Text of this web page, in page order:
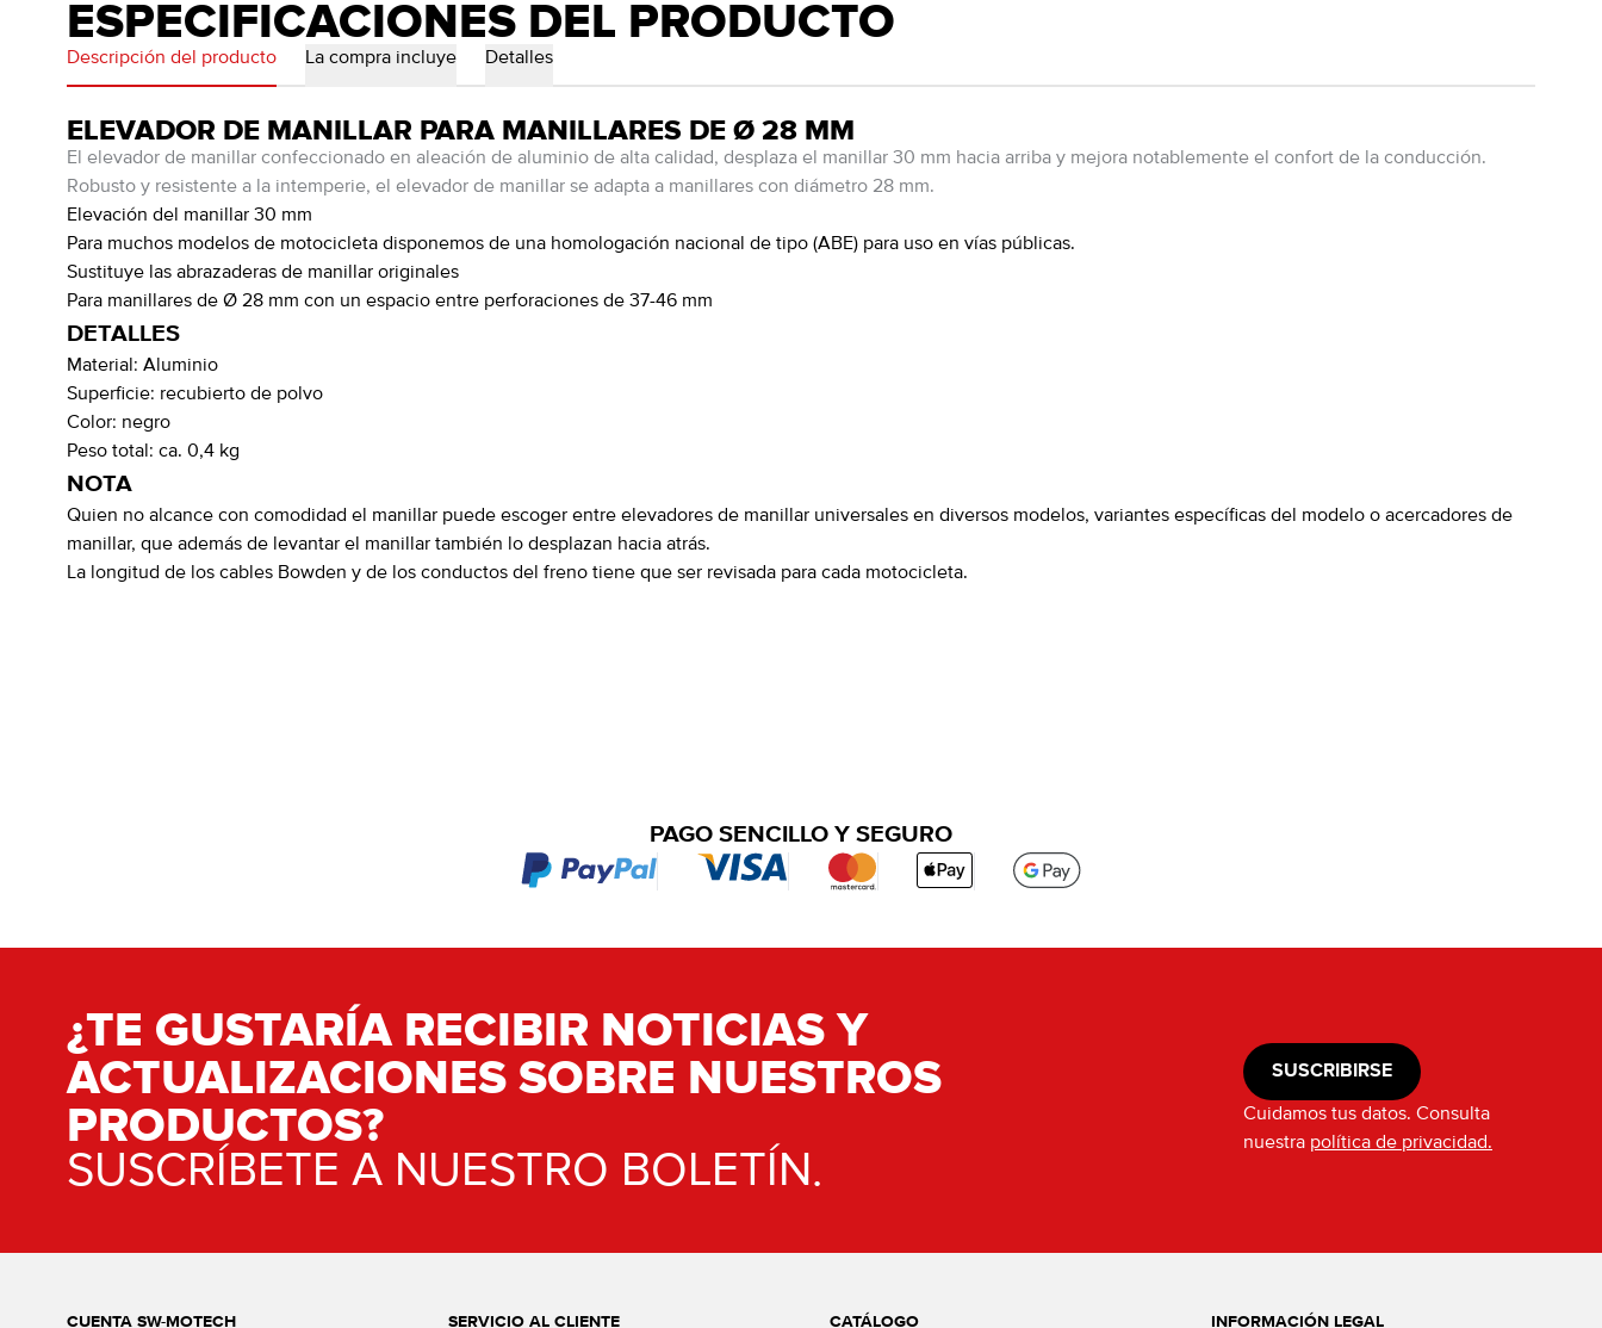
ESPECIFICACIONES DEL PRODUCTO
Descripción del producto La compra incluye Detalles
ELEVADOR DE MANILLAR PARA MANILLARES DE Ø 28 MM
El elevador de manillar confeccionado en aleación de aluminio de alta calidad, desplaza el manillar 30 mm hacia arriba y mejora notablemente el confort de la conducción.
Robusto y resistente a la intemperie, el elevador de manillar se adapta a manillares con diámetro 28 mm.
Elevación del manillar 30 mm
Para muchos modelos de motocicleta disponemos de una homologación nacional de tipo (ABE) para uso en vías públicas.
Sustituye las abrazaderas de manillar originales
Para manillares de Ø 28 mm con un espacio entre perforaciones de 37-46 mm
DETALLES
Material: Aluminio
Superficie: recubierto de polvo
Color: negro
Peso total: ca. 0,4 kg
NOTA
Quien no alcance con comodidad el manillar puede escoger entre elevadores de manillar universales en diversos modelos, variantes específicas del modelo o acercadores de
manillar, que además de levantar el manillar también lo desplazan hacia atrás.
La longitud de los cables Bowden y de los conductos del freno tiene que ser revisada para cada motocicleta.
PAGO SENCILLO Y SEGURO
¿TE GUSTARÍA RECIBIR NOTICIAS Y
ACTUALIZACIONES SOBRE NUESTROS
PRODUCTOS?
SUSCRÍBETE A NUESTRO BOLETÍN.
SUSCRIBIRSE
Cuidamos tus datos. Consulta
nuestra política de privacidad.
CUENTA SW-MOTECH SERVICIO AL CLIENTE CATÁLOGO INFORMACIÓN LEGAL